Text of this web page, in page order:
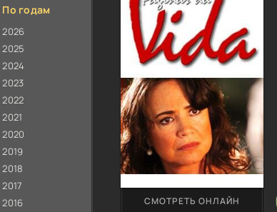
По годам
2026
2025
2024
2023
2022
2021
2020
2019
2018
2017
2016
СМОТРЕТЬ ОНЛАЙН